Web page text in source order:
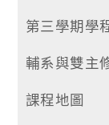
第三學期學
輔系與雙主
課程地圖